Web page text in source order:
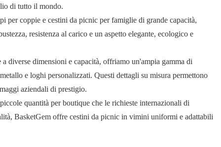
di tutto il mondo.
coppie e cestini da picnic per famiglie di grande capacità,
resistenza al carico e un aspetto elegante, ecologico e
diverse dimensioni e capacità, offriamo un'ampia gamma di
e loghi personalizzati. Questi dettagli su misura permettono
aziendali di prestigio.
quantità per boutique che le richieste internazionali di
BasketGem offre cestini da picnic in vimini uniformi e adattabili